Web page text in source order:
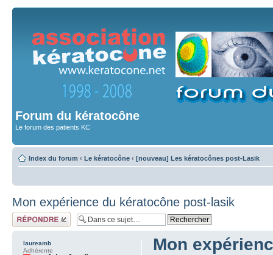
Forum du kératocône
Le forum des patients KC
Index du forum ‹ Le kératocône ‹ [nouveau] Les kératocônes post-Lasik
Mon expérience du kératocône post-lasik
Répondre
Mon
laureamb
Adhérente